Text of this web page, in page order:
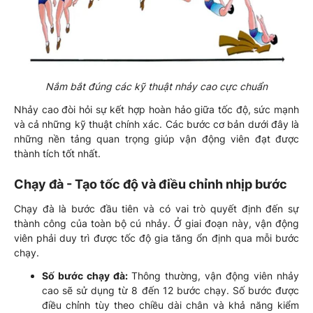
Nắm bắt đúng các kỹ thuật nhảy cao cực chuẩn
Nhảy cao đòi hỏi sự kết hợp hoàn hảo giữa tốc độ, sức mạnh
và cả những kỹ thuật chính xác. Các bước cơ bản dưới đây là
những nền tảng quan trọng giúp vận động viên đạt được
thành tích tốt nhất.
Chạy đà - Tạo tốc độ và điều chỉnh nhịp bước
Chạy đà là bước đầu tiên và có vai trò quyết định đến sự
thành công của toàn bộ cú nhảy. Ở giai đoạn này, vận động
viên phải duy trì được tốc độ gia tăng ổn định qua mỗi bước
chạy.
Số bước chạy đà: Thông thường, vận động viên nhảy
cao sẽ sử dụng từ 8 đến 12 bước chạy. Số bước được
điều chỉnh tùy theo chiều dài chân và khả năng kiểm